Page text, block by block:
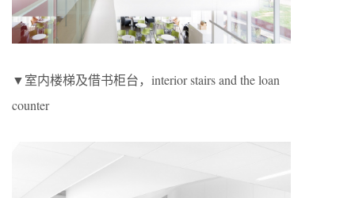
▼室内楼梯及借书柜台，interior stairs and the loan
counter